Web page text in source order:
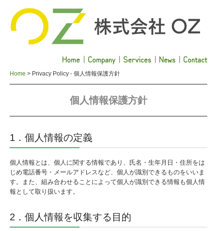
Home ｜ Company ｜ Services ｜ News ｜ Contact
Home Privacy Policy - 個人情報保護方針
個人情報保護方針
1．個人情報の定義
個人情報とは、個人に関する情報であり、氏名・生年月日・住所をは
じめ電話番号・メールアドレスなど、個人が識別できるものをいいま
す。また、組み合わせることによって個人が識別できる情報も個人情
報として取り扱います。
2．個人情報を収集する目的